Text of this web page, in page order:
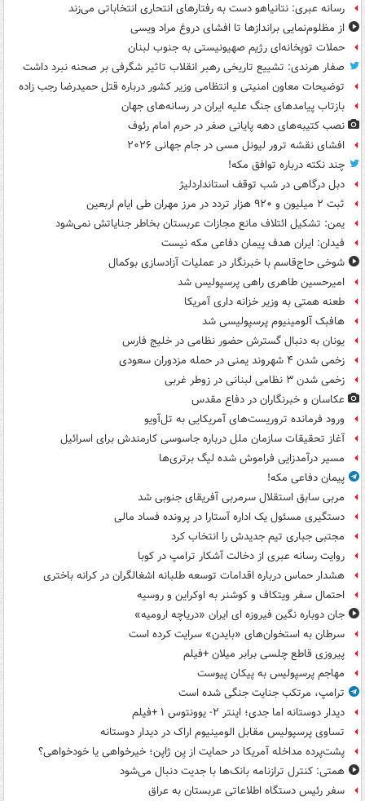
رسانه عبری: نتانیاهو دست به رفتارهای انتحاری انتخاباتی می‌زند
از مظلوم‌نمایی براندازها تا افشای دروغ مراد ویسی
حملات توپخانه‌ای رژیم صهیونیستی به جنوب لبنان
صفار هرندی: تشییع تاریخی رهبر انقلاب تاثیر شگرفی بر صحنه نبرد داشت
توضیحات معاون امنیتی و انتظامی وزیر کشور درباره قتل حمیدرضا رجب زاده
بازتاب پیامدهای جنگ علیه ایران در رسانه‌های جهان
نصب کتیبه‌های دهه پایانی صفر در حرم امام رئوف
افشای نقشه ترور لیونل مسی در جام جهانی ۲۰۲۶
چند نکته درباره توافق مکه!
دبل درگاهی در شب توقف استانداردلیژ
ثبت ۲ میلیون و ۹۲۰ هزار تردد در مرز مهران طی ایام اربعین
یمن: تشکیل ائتلاف مانع مجازات عربستان بخاطر جنایاتش نمی‌شود
فیدان: ایران هدف پیمان دفاعی مکه نیست
شوخی حاج‌قاسم با خبرنگار در عملیات آزادسازی بوکمال
امیرحسین طاهری راهی پرسپولیس شد
طعنه همتی به وزیر خزانه داری آمریکا
هافبک آلومینیوم پرسپولیسی شد
یونان به دنبال گسترش حضور نظامی در خلیج فارس
زخمی شدن ۴ شهروند یمنی در حمله مزدوران سعودی
زخمی شدن ۳ نظامی لبنانی در زوطر غربی
عکاسان و خبرنگاران در دفاع مقدس
ورود فرمانده تروریست‌های آمریکایی به تل‌آویو
آغاز تحقیقات سازمان ملل درباره جاسوسی کارمندش برای اسرائیل
مسیر درآمدزایی فراموش شده لیگ برتری‌ها
پیمان دفاعی مکه!
مربی سابق استقلال سرمربی آفریقای جنوبی شد
دستگیری مسئول یک اداره آستارا در پرونده فساد مالی
مجتبی جباری تیم جدیدش را انتخاب کرد
روایت رسانه عبری از دخالت آشکار ترامپ در کوبا
هشدار حماس درباره اقدامات توسعه طلبانه اشغالگران در کرانه باختری
احتمال سفر ویتکاف و کوشنر به اوکراین و روسیه
جان دوباره نگین فیروزه ای ایران «دریاچه ارومیه»
سرطان به استخوان‌های «بایدن» سرایت کرده است
پیروزی قاطع چلسی برابر میلان +فیلم
مهاجم پرسپولیس به پیکان پیوست
ترامپ، مرتکب جنایت جنگی شده است
دیدار دوستانه اما جدی؛ اینتر ۲- یوونتوس ۱ +فیلم
تساوی پرسپولیس مقابل الومینیوم اراک در دیدار دوستانه
پشت‌پرده مداخله آمریکا در حمایت از یِن ژاپن؛ خیرخواهی یا خودخواهی؟
همتی: کنترل ترازنامه بانک‌ها با جدیت دنبال می‌شود
سفر رئیس دستگاه اطلاعاتی عربستان به عراق